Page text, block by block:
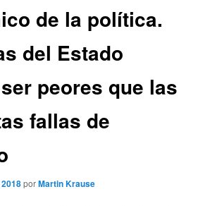
de la política.
del Estado
peores que las
fallas de
porMartin Krause